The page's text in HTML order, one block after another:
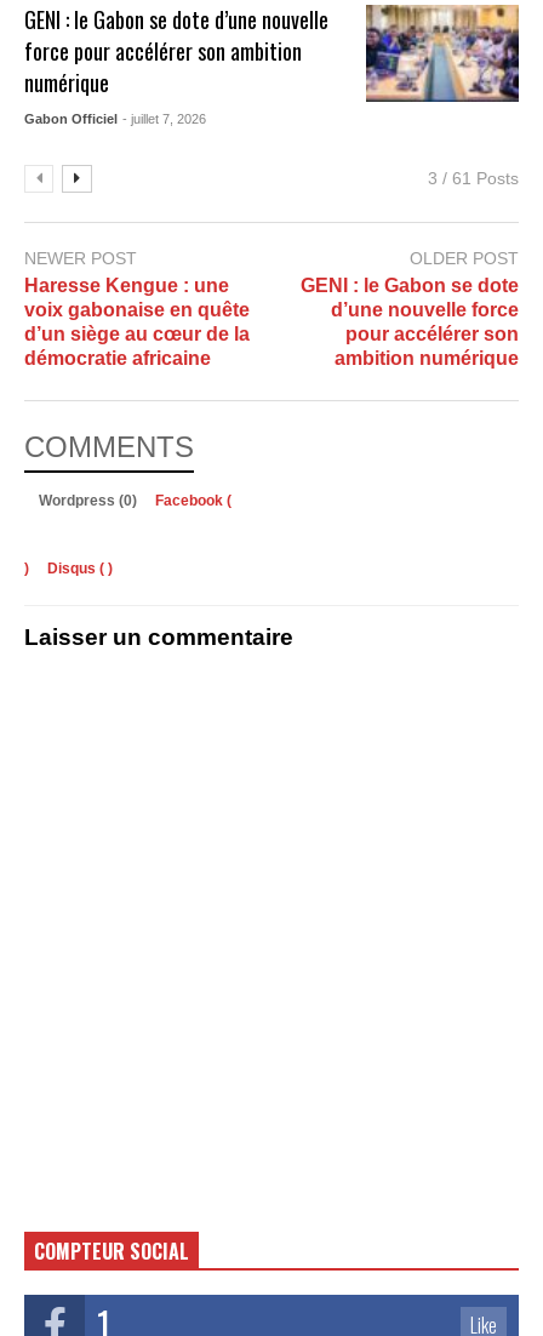
GENI : le Gabon se dote d’une nouvelle
force pour accélérer son ambition
numérique
Gabon Officiel - juillet 7, 2026
3 / 61 Posts
NEWER POST
Haresse Kengue : une
voix gabonaise en quête
d’un siège au cœur de la
démocratie africaine
OLDER POST
GENI : le Gabon se dote
d’une nouvelle force
pour accélérer son
ambition numérique
COMMENTS
Wordpress (0) Facebook (
) Disqus ( )
Laisser un commentaire
COMPTEUR SOCIAL
1 Like